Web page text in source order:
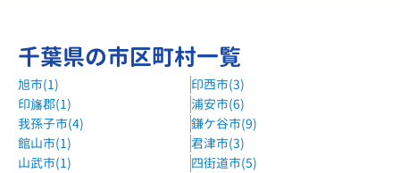
大神宮下駅 徒歩4分
明光義塾高根公団教室
高堰公団駅 徒歩2分
明光義塾北習志野教室
新京成線・東葉高速線 北習志野駅 徒歩2分
千葉県の市区町村一覧
旭市(1)
印西市(3)
印旛郡(1)
浦安市(6)
我孫子市(4)
鎌ケ谷市(9)
館山市(1)
君津市(3)
山武市(1)
四街道市(5)